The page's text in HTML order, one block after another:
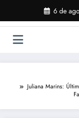
o
6 de
Juliana Marins: